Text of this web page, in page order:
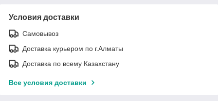
Условия доставки
Самовывоз
Доставка курьером по г.Алматы
Доставка по всему Казахстану
Все условия доставки